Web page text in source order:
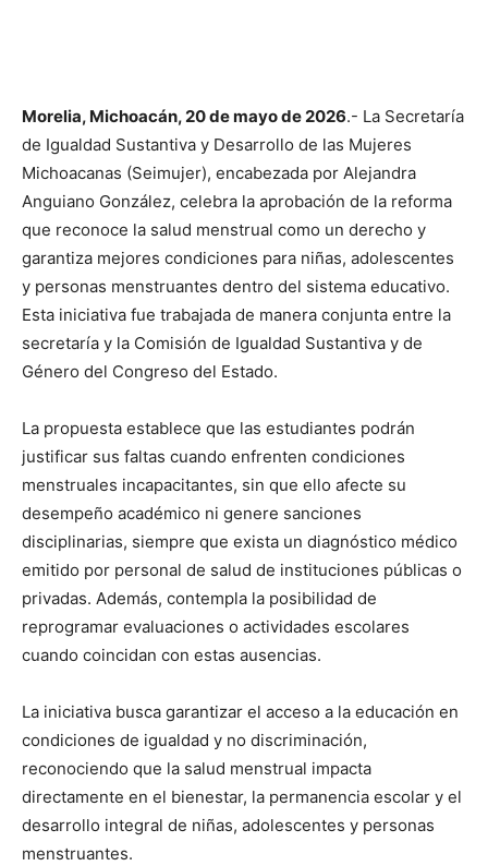
Morelia, Michoacán, 20 de mayo de 2026.- La Secretaría
de Igualdad Sustantiva y Desarrollo de las Mujeres
Michoacanas (Seimujer), encabezada por Alejandra
Anguiano González, celebra la aprobación de la reforma
que reconoce la salud menstrual como un derecho y
garantiza mejores condiciones para niñas, adolescentes
y personas menstruantes dentro del sistema educativo.
Esta iniciativa fue trabajada de manera conjunta entre la
secretaría y la Comisión de Igualdad Sustantiva y de
Género del Congreso del Estado.
La propuesta establece que las estudiantes podrán
justificar sus faltas cuando enfrenten condiciones
menstruales incapacitantes, sin que ello afecte su
desempeño académico ni genere sanciones
disciplinarias, siempre que exista un diagnóstico médico
emitido por personal de salud de instituciones públicas o
privadas. Además, contempla la posibilidad de
reprogramar evaluaciones o actividades escolares
cuando coincidan con estas ausencias.
La iniciativa busca garantizar el acceso a la educación en
condiciones de igualdad y no discriminación,
reconociendo que la salud menstrual impacta
directamente en el bienestar, la permanencia escolar y el
desarrollo integral de niñas, adolescentes y personas
menstruantes.